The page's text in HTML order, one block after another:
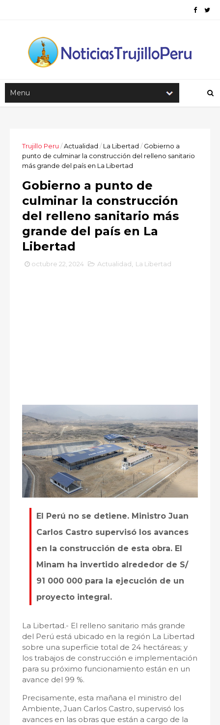
Trujillo Peru /Actualidad / La Libertad / Gobierno a
punto de culminar la construcción del relleno sanitario
más grande del país en La Libertad
Gobierno a punto de
culminar la construcción
del relleno sanitario más
grande del país en La
Libertad
octubre 22, 2024 Actualidad La Libertad
El Perú no se detiene. Ministro Juan
Carlos Castro supervisó los avances
en la construcción de esta obra. El
Minam ha invertido alrededor de S/
91 000 000 para la ejecución de un
proyecto integral.
La Libertad.- El relleno sanitario más grande
del Perú está ubicado en la región La Libertad
sobre una superficie total de 24 hectáreas; y
los trabajos de construcción e implementación
para su próximo funcionamiento están en un
avance del 99 %.
Precisamente, esta mañana el ministro del
Ambiente, Juan Carlos Castro, supervisó los
avances en las obras que están a cargo de la